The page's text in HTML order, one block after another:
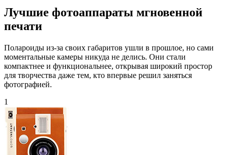
Лучшие фотоаппараты мгновенной
печати
Полароиды из-за своих габаритов ушли в прошлое, но сами
моментальные камеры никуда не делись. Они стали
компактнее и функциональнее, открывая широкий простор
для творчества даже тем, кто впервые решил заняться
фотографией.
1